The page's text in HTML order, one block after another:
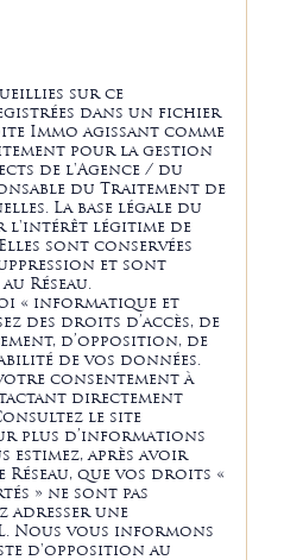
sur ce
dans un fichier
Immo agissant comme
pour la gestion
de l'Agence / du
du Traitement de
La base légale du
l'intérêt légitime de
sont conservées
et sont
Réseau.
« informatique et
des droits d’accès, de
d’opposition, de
de vos données.
consentement à
directement
le site
plus d’informations
estimez, après avoir
que vos droits «
» ne sont pas
adresser une
Nous vous informons
d'opposition au